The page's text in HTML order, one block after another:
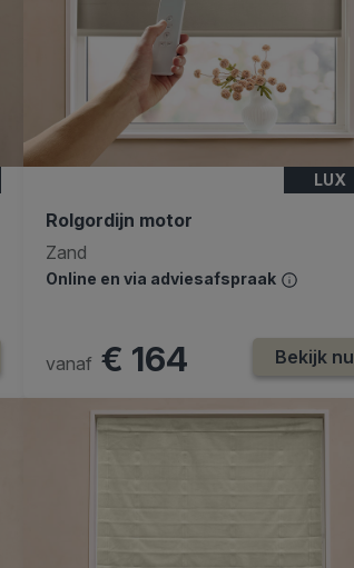
LUX
Rolgordijn motor
Zand
Online en via adviesafspraak
vanaf € 164 Bekijk nu